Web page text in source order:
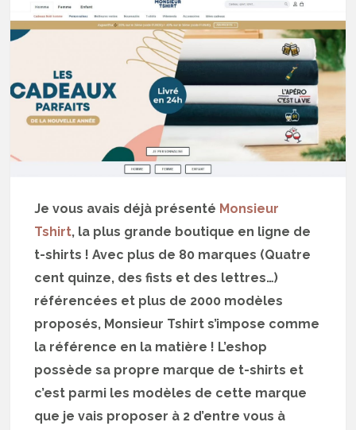
Je vous avais déjà présenté Monsieur
Tshirt, la plus grande boutique en ligne de
t-shirts ! Avec plus de 80 marques (Quatre
cent quinze, des fists et des lettres…)
référencées et plus de 2000 modèles
proposés, Monsieur Tshirt s’impose comme
la référence en la matière ! L’eshop
possède sa propre marque de t-shirts et
c’est parmi les modèles de cette marque
que je vais proposer à 2 d’entre vous à